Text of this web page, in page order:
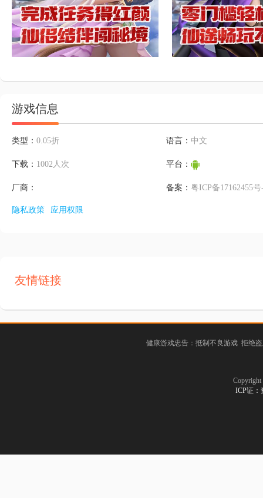
游戏信息
类型： 0.05折 语言： 中文
下载： 1002人次 平台：
厂商： 备案：粤ICP备17162455
隐私政策 应用权限
友情链接
健康游戏忠告：抵制不良游戏 拒绝
ICP证：